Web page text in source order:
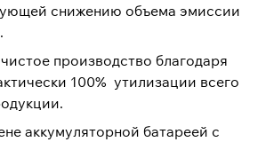
снижению объема эмиссии
производство благодаря
100% утилизации всего
аккумуляторной батареей с